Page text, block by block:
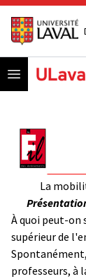
Open menu
La
À quoi peut-
supérieur de
professeurs, à